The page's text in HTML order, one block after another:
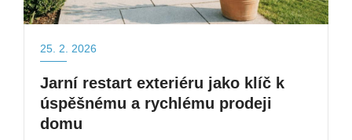
25. 2. 2026
Jarní restart exteriéru jako klíč k
úspěšnému a rychlému prodeji
domu